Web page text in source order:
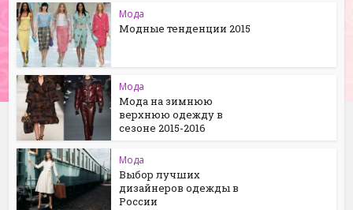
Мода
Модные тенденции 2015
Мода
Мода на зимнюю
верхнюю одежду в
сезоне 2015-2016
Мода
Выбор лучших
дизайнеров одежды в
России